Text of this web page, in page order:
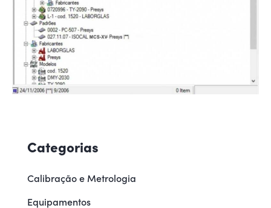
Categorias
Calibração e Metrologia
Equipamentos